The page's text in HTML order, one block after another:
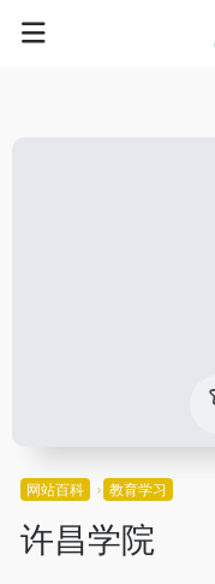
网站百科 教育学习
许昌学院